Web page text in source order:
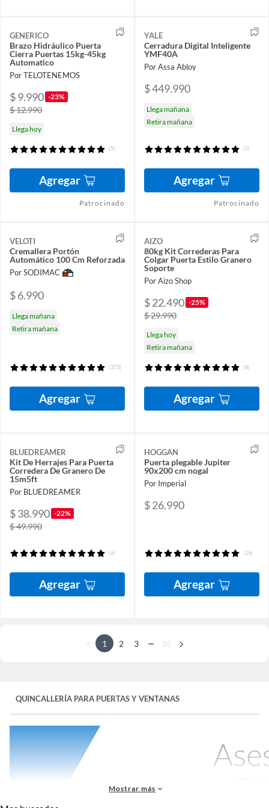
GENERICO
Brazo Hidráulico Puerta
Cierra Puertas 15kg-45kg
Automatico
Por TELOTENEMOS
$ 9.990 -23%
$ 12.990
Llega hoy
(5)
Agregar
Patrocinado
YALE
Cerradura Digital Inteligente
YMF40A
Por Assa Abloy
$ 449.990
Llega mañana
Retira mañana
(1)
Agregar
Patrocinado
VELOTI
Cremallera Portón
Automático 100 Cm Reforzada
Por SODIMAC
$ 6.990
Llega mañana
Retira mañana
(373)
Agregar
AIZO
80kg Kit Correderas Para
Colgar Puerta Estilo Granero
Soporte
Por Aizo Shop
$ 22.490 -25%
$ 29.990
Llega hoy
Retira mañana
(8)
Agregar
BLUEDREAMER
Kit De Herrajes Para Puerta
Corredera De Granero De
15m5ft
Por BLUEDREAMER
$ 38.990 -22%
$ 49.990
(6)
Agregar
HOGGAN
Puerta plegable Jupiter
90x200 cm nogal
Por Imperial
$ 26.990
(16)
Agregar
1 2 3 35
QUINCALLERÍA PARA PUERTAS Y VENTANAS
Mostrar más